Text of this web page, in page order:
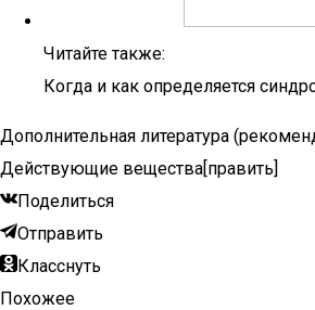
Читайте также:
Когда и как определяется
Дополнительная литература
Действующие вещества[править]
Поделиться
Отправить
Класснуть
Похожее